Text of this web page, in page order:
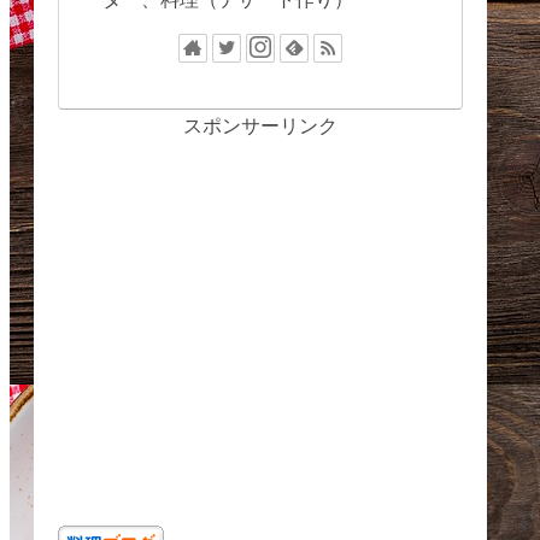
スポンサーリンク